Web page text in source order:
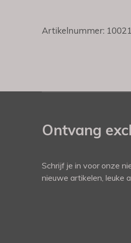
Artikelnummer:
Ontvang
Schrijf je in voor onze
nieuwe artikelen, leuke